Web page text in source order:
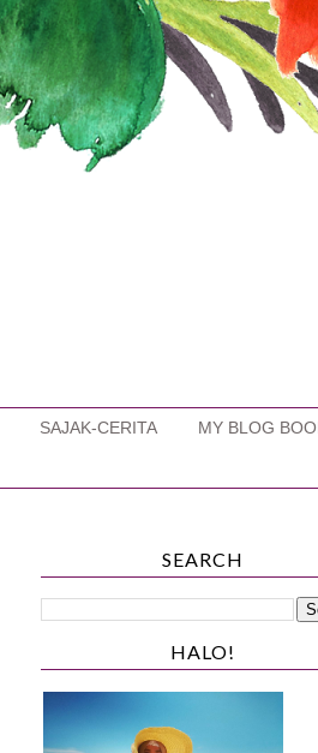
SAJAK-CERITA MY BLOG
SEARCH
HALO!